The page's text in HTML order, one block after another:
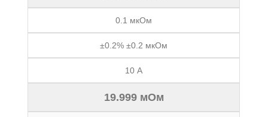
0.1 мкОм
±0.2% ±0.2 мкОм
10 А
19.999 мОм